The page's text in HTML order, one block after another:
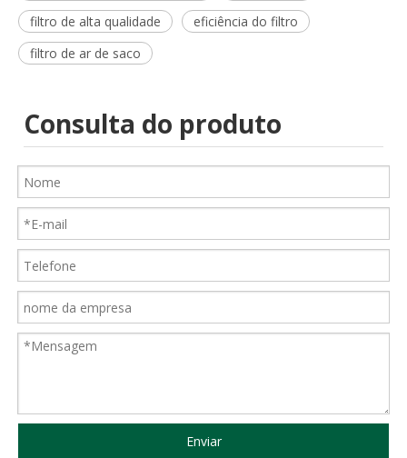
filtro de alta qualidade
eficiência do filtro
filtro de ar de saco
Consulta do produto
Enviar